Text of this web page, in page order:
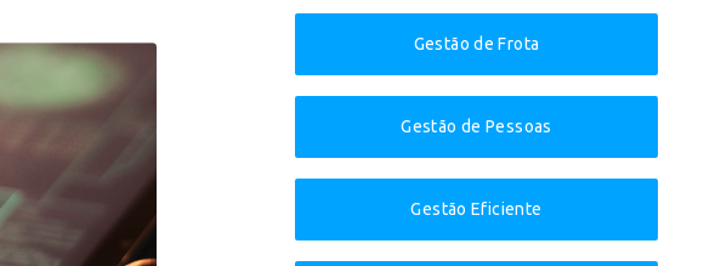
Gestão de Frota
Gestão de Pessoas
Gestão Eficiente